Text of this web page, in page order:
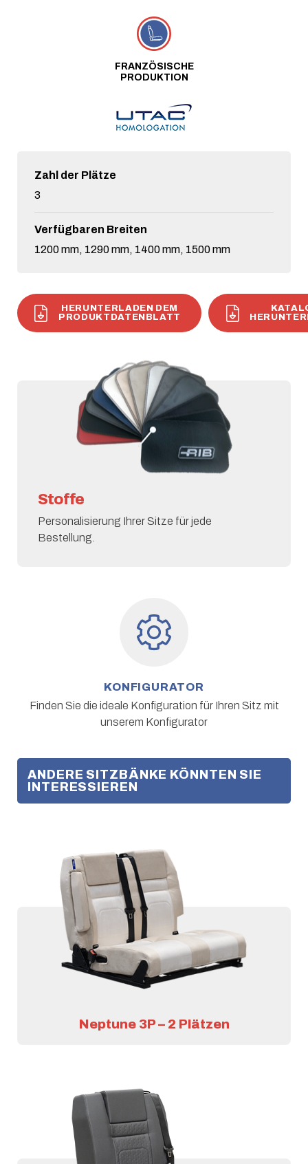
FRANZÖSISCHE
PRODUKTION
Zahl der Plätze
3
Verfügbaren Breiten
1200 mm, 1290 mm, 1400 mm, 1500 mm
HERUNTERLADEN DEM
PRODUKTDATENBLATT
Stoffe
Personalisierung Ihrer Sitze für jede
Bestellung.
KONFIGURATOR
Finden Sie die ideale Konfiguration für Ihren Sitz mit
unserem Konfigurator
ANDERE SITZBÄNKE KÖNNTEN SIE
INTERESSIEREN
Neptune 3P – 2 Plätzen